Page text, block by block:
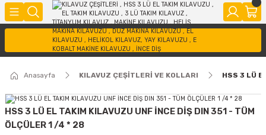
Anasayfa KILAVUZ ÇEŞİTLERİ VE KOLLARI HSS 3 LÜ
HSS 3 LÜ EL TAKIM KILAVUZU UNF İNCE DİŞ DIN 351 - TÜM
ÖLÇÜLER 1 /4 * 28